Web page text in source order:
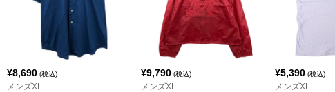
¥8,690 (税込)
メンズXL
¥9,790 (税込)
メンズXL
¥5,390 (税込)
メンズXL